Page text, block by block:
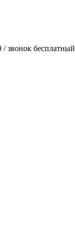
/ звонок бесплатный